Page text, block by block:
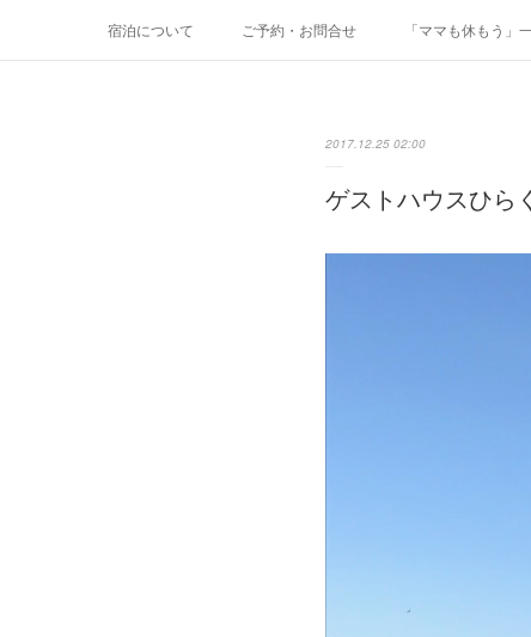
宿泊について ご予約・お問合せ 「ママも休もう」
2017.12.25 02:00
ゲストハウスひら